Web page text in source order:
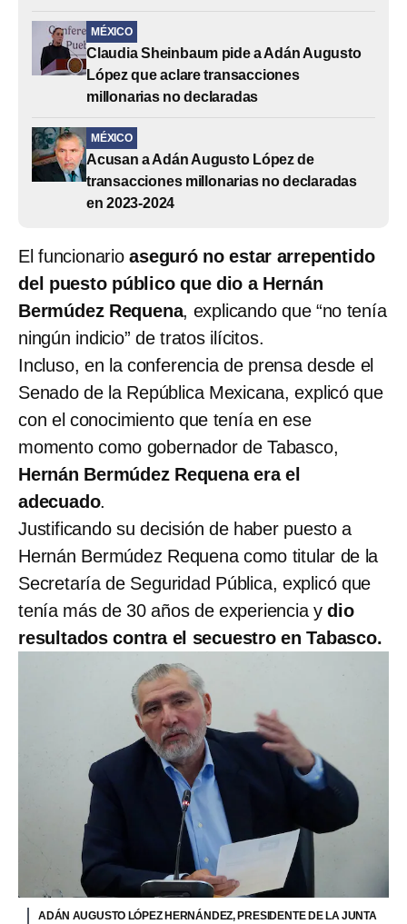
MÉXICO
Claudia Sheinbaum pide a Adán Augusto
López que aclare transacciones
millonarias no declaradas
MÉXICO
Acusan a Adán Augusto López de
transacciones millonarias no declaradas
en 2023-2024
El funcionarioaseguró no estar arrepentido
del puesto público que dio a Hernán
Bermúdez Requena, explicando que “no tenía
ningún indicio” de tratos ilícitos.
Incluso, en la conferencia de prensa desde el
Senado de la República Mexicana, explicó que
con el conocimiento que tenía en ese
momento como gobernador de Tabasco,
Hernán Bermúdez Requena era el
adecuado.
Justificando su decisión de haber puesto a
Hernán Bermúdez Requena como titular de la
Secretaría de Seguridad Pública, explicó que
tenía más de 30 años de experiencia ydio
resultados contra el secuestro en Tabasco.
ADÁN AUGUSTO LÓPEZ HERNÁNDEZ, PRESIDENTE DE LA JUNTA